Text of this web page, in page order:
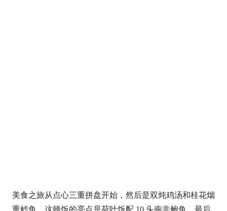
美食之旅从点心三重拼盘开始，然后是双炖鸡汤和桂花烟
熏鳕鱼。这顿饭的亮点是荷叶饭配 10 头南非鲍鱼，最后